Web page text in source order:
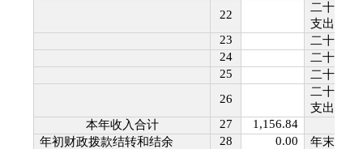
22
二十二
支出
23
二十三、
24
二十四
25
二十五
26
二十六
支出
本年收入合计
27 1,156.84
年初财政拨款结转和结余
28 0.00
年末财政